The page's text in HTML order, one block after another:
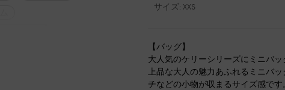
サイズ: XXS
【バッグ】
大人気のケリーシリーズにミニバッ
上品な大人の魅力あふれるミニバ
チなどの小物が収まるサイズ感です。